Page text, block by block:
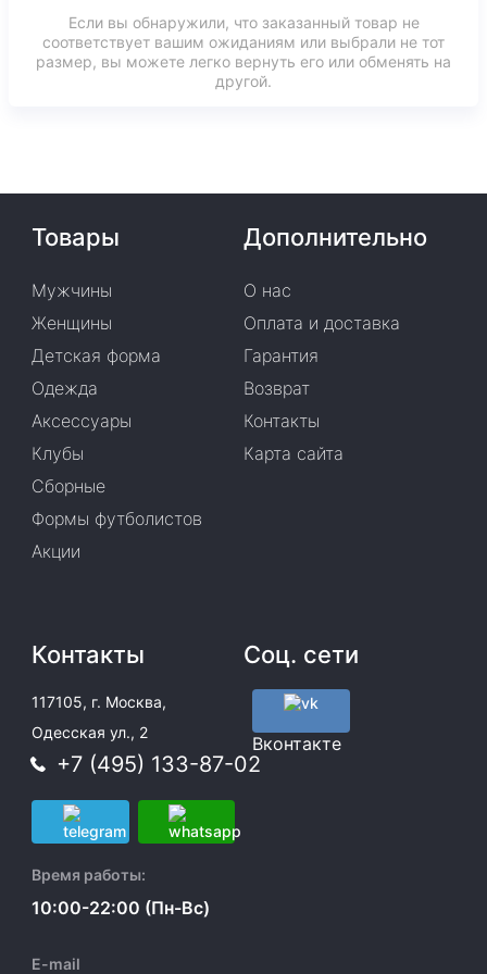
Если вы обнаружили, что заказанный товар не
соответствует вашим ожиданиям или выбрали не тот
размер, вы можете легко вернуть его или обменять на
другой.
Товары
Мужчины
Женщины
Детская форма
Одежда
Аксессуары
Клубы
Сборные
Формы футболистов
Акции
Дополнительно
О нас
Оплата и доставка
Гарантия
Возврат
Контакты
Карта сайта
Контакты
117105, г. Москва,
Одесская ул., 2
+7 (495) 133-87-02
Время работы:
10:00-22:00 (Пн-Вс)
E-mail
Соц. сети
Вконтакте